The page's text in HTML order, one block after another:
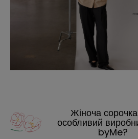
Жіноча
особливий
byMe?